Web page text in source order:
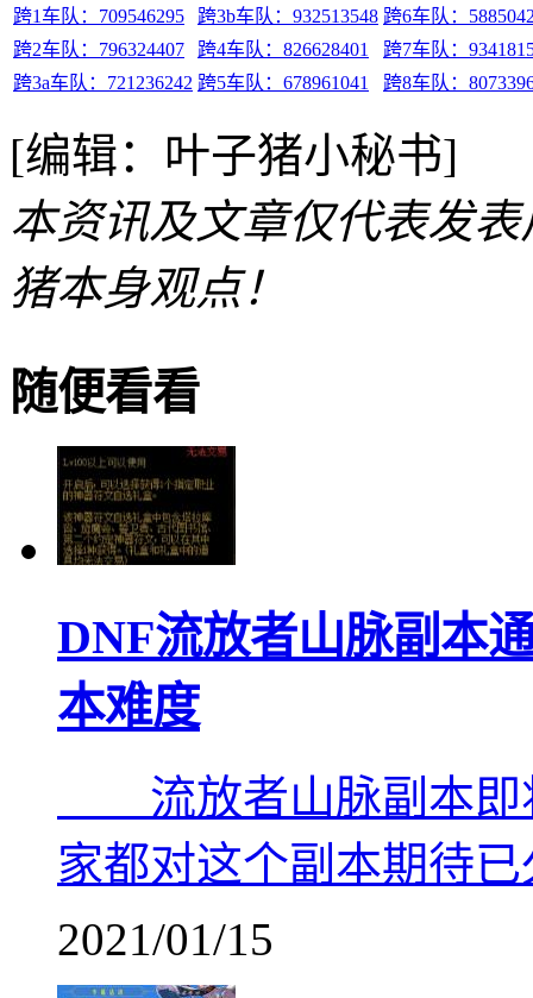
跨1车队：709546295
跨3b车队：932513548 跨6车队：
跨2车队：796324407
跨4车队：826628401
跨7车队：
跨3a车队：721236242 跨5车队：678961041 跨8车队：
[编辑：叶子猪小秘书]
本资讯及文章仅代表发
猪本身观点！
随便看看
DNF流放者山脉副本
本难度
流放者山脉副本即
家都对这个副本期待
2021/01/15